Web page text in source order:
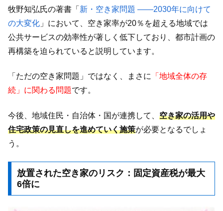
牧野知弘氏の著書「 新・空き家問題 ――2030年に向けて
の大変化 」において、空き家率が20％を超える地域では
公共サービスの効率性が著しく低下しており、都市計画の
再構築を迫られていると説明しています。
「ただの空き家問題」ではなく、まさに
「地域全体の存
続」に関わる問題です。
今後、地域住民・自治体・国が連携して、 空き家の活用や
住宅政策の見直しを進めていく施策が必要となるでしょ
う。
放置された空き家のリスク：固定資産税が最大
6倍に